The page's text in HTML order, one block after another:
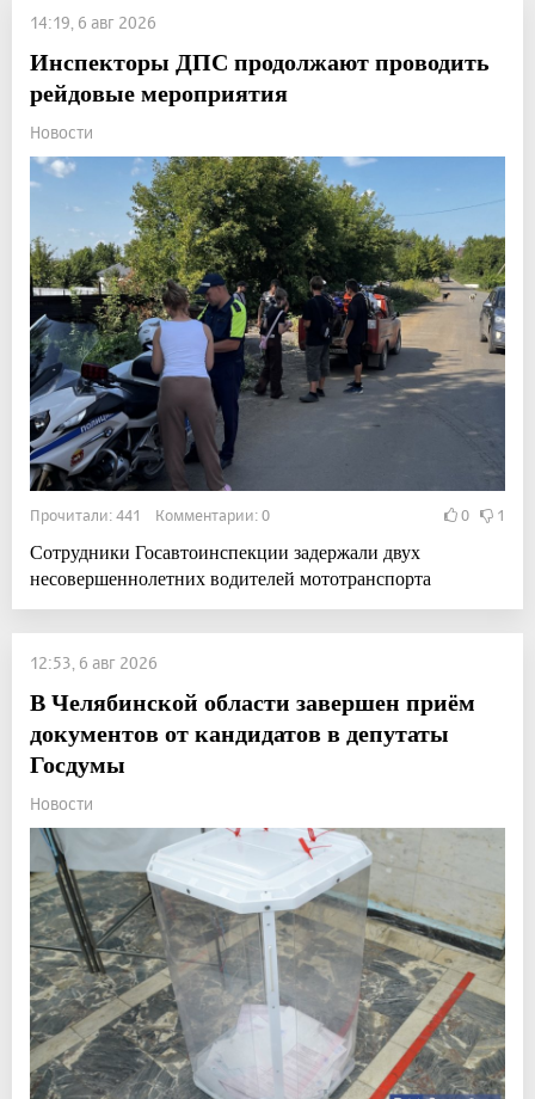
14:19, 6 авг 2026
Инспекторы ДПС продолжают проводить
рейдовые мероприятия
Новости
Прочитали: 441 Комментарии: 0 0 1
Сотрудники Госавтоинспекции задержали двух
несовершеннолетних водителей мототранспорта
12:53, 6 авг 2026
В Челябинской области завершен приём
документов от кандидатов в депутаты
Госдумы
Новости